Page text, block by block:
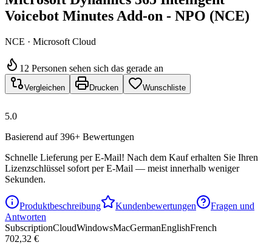
Voicebot Minutes Add-on - NPO (NCE)
NCE · Microsoft Cloud
12 Personen sehen sich das gerade an
Vergleichen Drucken Wunschliste
5.0
Basierend auf 396+ Bewertungen
Schnelle Lieferung per E-Mail! Nach dem Kauf erhalten Sie Ihren
Lizenzschlüssel sofort per E-Mail — meist innerhalb weniger
Sekunden.
Produktbeschreibung Kundenbewertungen
Fragen und
Antworten
SubscriptionCloudWindowsMacGermanEnglishFrench
702,32 €